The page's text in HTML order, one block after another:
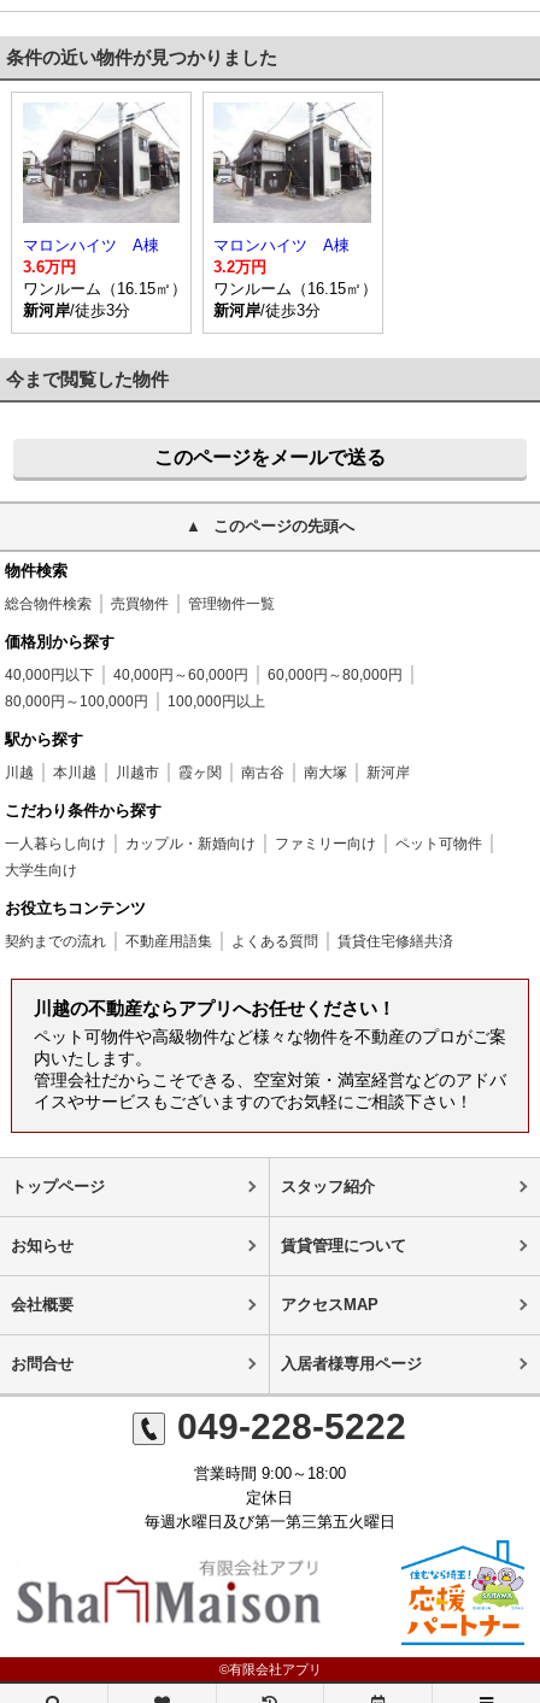
条件の近い物件が見つかりました
マロンハイツ A棟
3.6万円
ワンルーム（16.15㎡）
新河岸/徒歩3分
マロンハイツ A棟
3.2万円
ワンルーム（16.15㎡）
新河岸/徒歩3分
今まで閲覧した物件
このページをメールで送る
このページの先頭へ
物件検索
総合物件検索 売買物件 管理物件一覧
価格別から探す
40,000円以下 40,000円～60,000円
60,000円～80,000円
80,000円～100,000円
100,000円以上
駅から探す
川越 本川越 川越市 霞ヶ関 南古谷 南大塚 新河岸
こだわり条件から探す
一人暮らし向け カップル・新婚向け ファミリー向け
ペット可物件
大学生向け
お役立ちコンテンツ
契約までの流れ 不動産用語集 よくある質問 賃貸住宅修繕共済
川越の不動産ならアプリへお任せください！
ペット可物件や高級物件など様々な物件を不動産のプロがご案
内いたします。
管理会社だからこそできる、空室対策・満室経営などのアドバ
イスやサービスもございますのでお気軽にご相談下さい！
トップページ スタッフ紹介
お知らせ 賃貸管理について
会社概要 アクセスMAP
お問合せ 入居者様専用ページ
049-228-5222
営業時間 9:00～18:00
定休日
毎週水曜日及び第一第三第五火曜日
©有限会社アプリ